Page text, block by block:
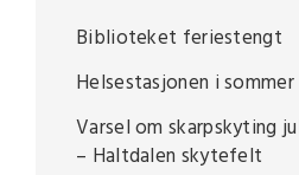
Biblioteket feriestengt
Helsestasjonen i sommer
Varsel om skarpskyting
– Haltdalen skytefelt